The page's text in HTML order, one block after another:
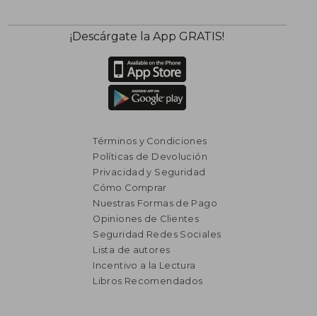
₡ 15.321
¡Descárgate la App GRATIS!
Términos y Condiciones
Políticas de Devolución
Privacidad y Seguridad
Cómo Comprar
Nuestras Formas de Pago
Opiniones de Clientes
Seguridad Redes Sociales
Lista de autores
Incentivo a la Lectura
Libros Recomendados